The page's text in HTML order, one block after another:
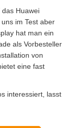
Huawei
im Test aber
hat man ein
als Vorbesteller
von
eine fast
interessiert, lasst